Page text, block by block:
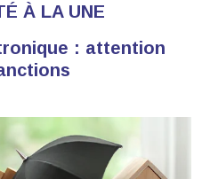
À LA UNE
: attention